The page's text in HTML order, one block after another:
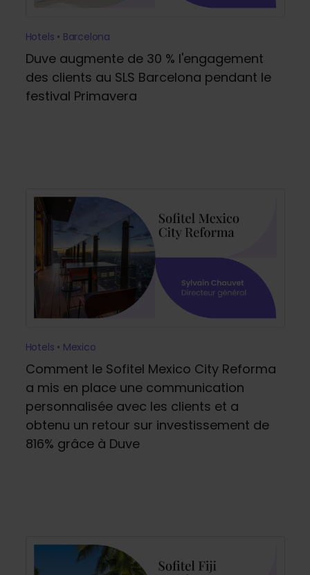
Hotels • Barcelona
Duve augmente de 30 % l'engagement
des clients au SLS Barcelona pendant le
festival Primavera
Hotels • Mexico
Comment le Sofitel Mexico City Reforma
a mis en place une communication
personnalisée avec les clients et a
obtenu un retour sur investissement de
816% grâce à Duve